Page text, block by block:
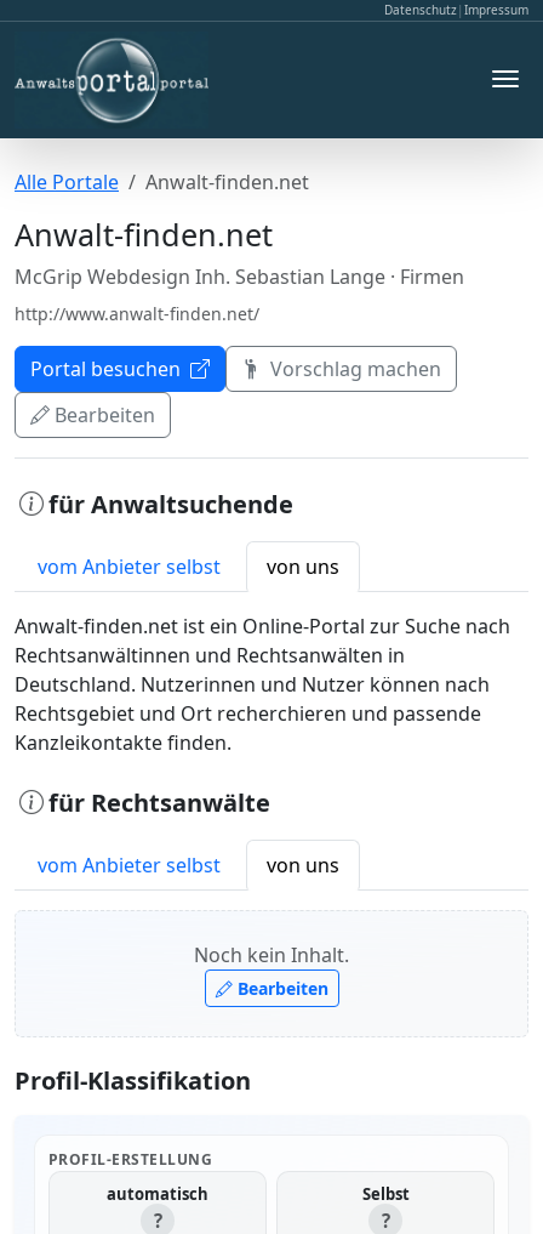
Datenschutz| Impressum
Alle Portale Anwalt-finden.net
Anwalt-finden.net
McGrip Webdesign Inh. Sebastian Lange · Firmen
http://www.anwalt-finden.net/
Portal besuchen
Vorschlag machen
Bearbeiten
für Anwaltsuchende
vom Anbieter selbst von uns
Anwalt-finden.net ist ein Online-Portal zur Suche nach
Rechtsanwältinnen und Rechtsanwälten in
Deutschland. Nutzerinnen und Nutzer können nach
Rechtsgebiet und Ort recherchieren und passende
Kanzleikontakte finden.
für Rechtsanwälte
vom Anbieter selbst von uns
Noch kein Inhalt.
Bearbeiten
Profil-Klassifikation
PROFIL-ERSTELLUNG
automatisch
?
Selbst
?